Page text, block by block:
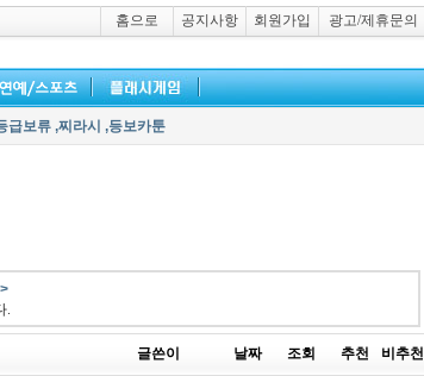
홈으로 공지사항 회원가입 광고/제휴문의
급보류 ,찌라시 ,등보카툰
.
글쓴이 날짜 조회 추천 비추천